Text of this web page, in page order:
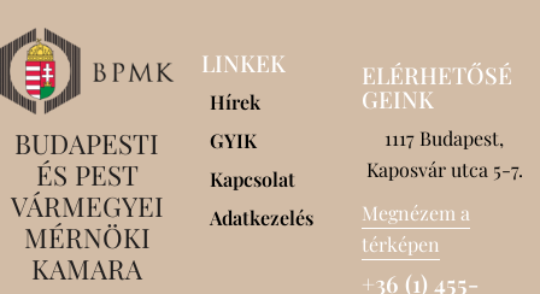
BUDAPESTI
ÉS PEST
VÁRMEGYEI
MÉRNÖKI
KAMARA
LINKEK
Hírek
GYIK
Kapcsolat
Adatkezelés
ELÉRHETŐSÉ
GEINK
1117 Budapest,
Kaposvár utca 5-7.
Megnézem a
térképen
+36 (1) 455-